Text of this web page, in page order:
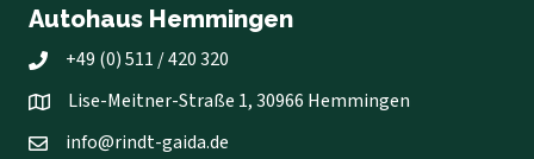
Autohaus Hemmingen
+49 (0) 511 / 420 320
Lise-Meitner-Straße 1, 30966 Hemmingen
info@rindt-gaida.de